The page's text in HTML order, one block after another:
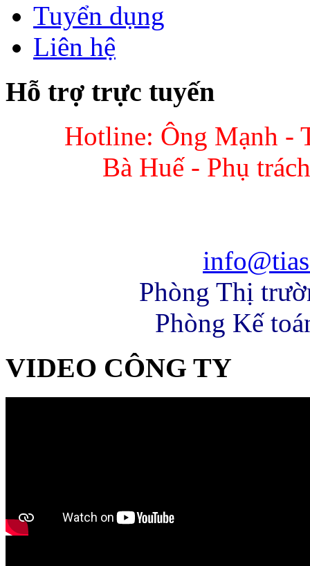
Tuyển dụng
Liên hệ
Hỗ trợ trực tuyến
Hotline: Ông Mạnh -
Bà Huế - Phụ
Phòng Thị
Phòng Kế
VIDEO CÔNG TY